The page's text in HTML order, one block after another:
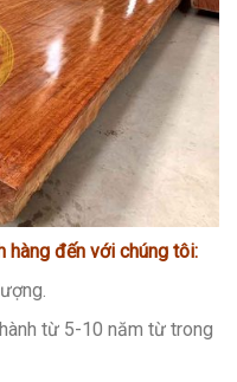
hàng đến với chúng tôi:
từ 5-10 năm từ trong